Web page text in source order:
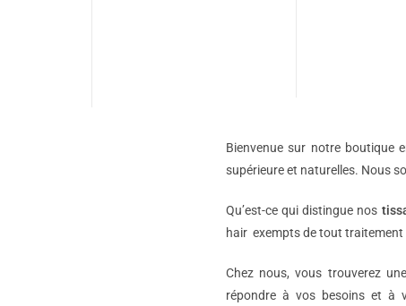
Bienvenue sur notre boutique
supérieure et naturelles. Nous
Qu’est-ce qui distingue nos
hair exempts de tout traitement
Chez nous, vous trouverez
répondre à vos besoins et à